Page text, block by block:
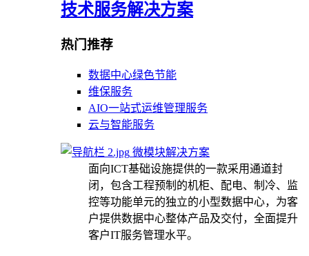
技术服务解决方案
热门推荐
数据中心绿色节能
维保服务
AIO一站式运维管理服务
云与智能服务
微模块解决方案
面向ICT基础设施提供的一款采用通道封
闭，包含工程预制的机柜、配电、制冷、监
控等功能单元的独立的小型数据中心，为客
户提供数据中心整体产品及交付，全面提升
客户IT服务管理水平。